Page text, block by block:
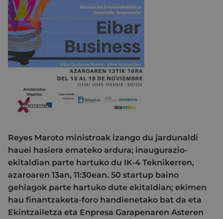
Reyes Maroto ministroak izango du jardunaldi
hauei hasiera emateko ardura; inaugurazio-
ekitaldian parte hartuko du IK-4 Teknikerren,
azaroaren 13an, 11:30ean. 50 startup baino
gehiagok parte hartuko dute ekitaldian; ekimen
hau finantzaketa-foro handienetako bat da eta
Ekintzailetza eta Enpresa Garapenaren Asteren